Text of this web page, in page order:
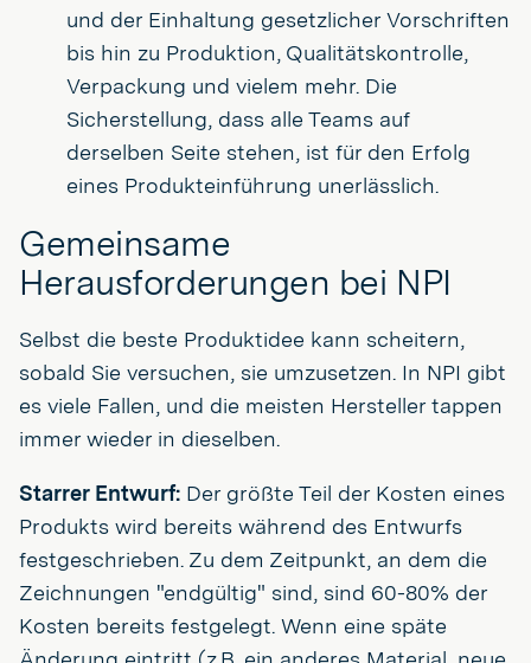
und der Einhaltung gesetzlicher Vorschriften
bis hin zu Produktion, Qualitätskontrolle,
Verpackung und vielem mehr. Die
Sicherstellung, dass alle Teams auf
derselben Seite stehen, ist für den Erfolg
eines Produkteinführung unerlässlich.
Gemeinsame
Herausforderungen bei NPI
Selbst die beste Produktidee kann scheitern,
sobald Sie versuchen, sie umzusetzen. In NPI gibt
es viele Fallen, und die meisten Hersteller tappen
immer wieder in dieselben.
Starrer Entwurf: Der größte Teil der Kosten eines
Produkts wird bereits während des Entwurfs
festgeschrieben. Zu dem Zeitpunkt, an dem die
Zeichnungen "endgültig" sind, sind 60-80% der
Kosten bereits festgelegt. Wenn eine späte